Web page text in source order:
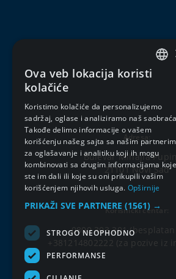
Adresa:
Bulevar Mihajla
21101 Novi Sad
Korisnički centar:
0800 303 301(besplatan
+381214802222 (za pozive iz
Ova veb lokacija koristi
kolačiće
Koristimo kolačiće da personalizujemo
sadržaj, oglase i analiziramo naš
Takođe delimo informacije o vašem
korišćenju našeg sajta sa našim
za oglašavanje i analitiku koji ih mogu
kombinovati sa drugim informacijama koje
ste im dali ili koje su oni prikupili vašim
korišćenjem njihovih usluga. Opširnije
PRIKAŽI SVE PARTNERE (1561) →
STROGO NEOPHODNO
PERFORMANSE